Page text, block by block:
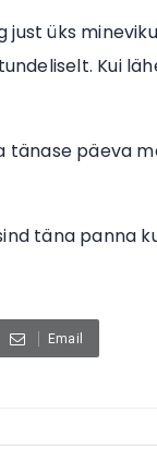
üks
Kui
tänase päeva
täna panna
Email